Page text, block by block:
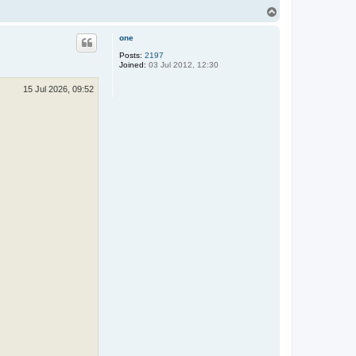
one
Posts: 2197
Joined: 03 Jul 2012, 12:30
15 Jul 2026, 09:52